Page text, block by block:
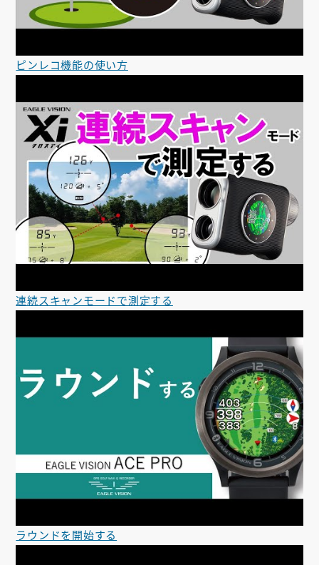
ピンレコ機能の使い方
連続スキャンモードで測定する
ラウンドを開始する